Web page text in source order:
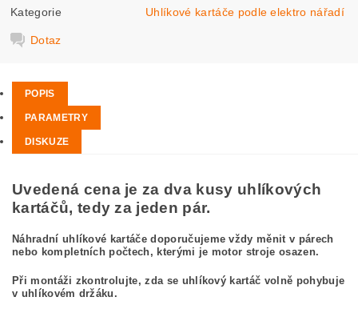
Kategorie Uhlíkové kartáče podle elektro nářadí
Dotaz
POPIS
PARAMETRY
DISKUZE
Uvedená cena je za dva kusy uhlíkových
kartáčů, tedy za jeden pár.
Náhradní uhlíkové kartáče doporučujeme vždy měnit v párech
nebo kompletních počtech, kterými je motor stroje osazen.
Při montáži zkontrolujte, zda se uhlíkový kartáč volně pohybuje
v uhlíkovém držáku.